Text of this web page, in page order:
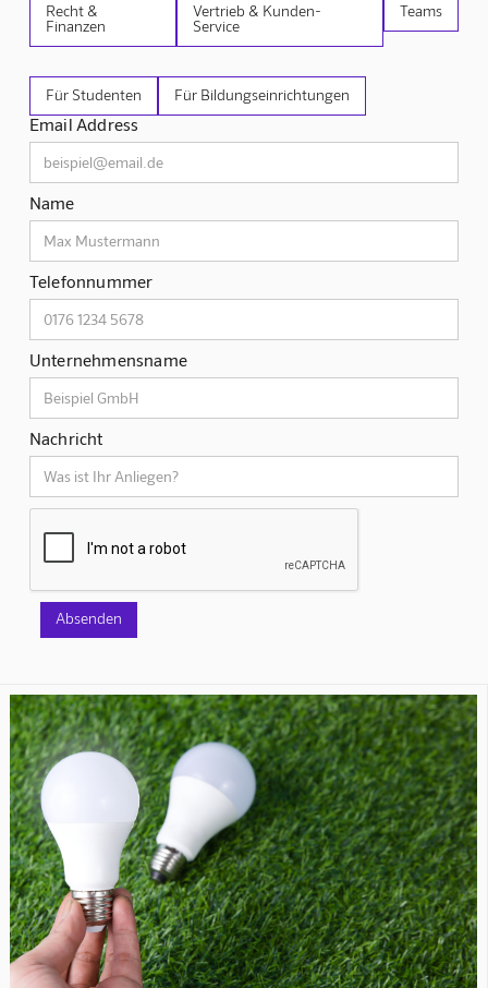
Recht &
Finanzen
Vertrieb & Kunden-
Service
Teams
Für Studenten Für Bildungseinrichtungen
Email Address
Name
Telefonnummer
Unternehmensname
Nachricht